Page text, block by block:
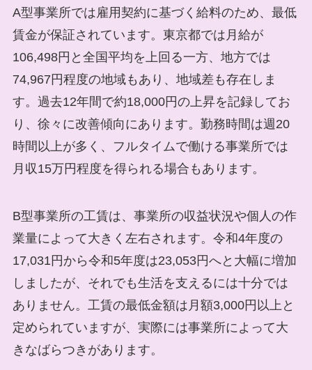
A型事業所では雇用契約に基づく給料のため、最低
賃金が保証されています。東京都では月給が
106,498円と全国平均を上回る一方、地方では
74,967円程度の地域もあり、地域差も存在しま
す。過去12年間で約18,000円の上昇を記録してお
り、徐々に改善傾向にあります。勤務時間は週20
時間以上が多く、フルタイムで働ける事業所では
月収15万円程度を得られる場合もあります。
B型事業所の工賃は、事業所の収益状況や個人の作
業量によって大きく左右されます。令和4年度の
17,031円から令和5年度は23,053円へと大幅に増加
しましたが、それでも生活を支えるには十分では
ありません。工賃の最低金額は月額3,000円以上と
定められていますが、実際には事業所によって大
きなばらつきがあります。